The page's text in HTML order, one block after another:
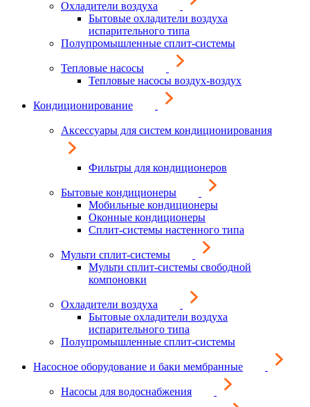
Охладители воздуха
Бытовые охладители воздуха
испарительного типа
Полупромышленные сплит-системы
Тепловые насосы
Тепловые насосы воздух-воздух
Кондиционирование
Аксессуары для систем кондиционирования
Фильтры для кондиционеров
Бытовые кондиционеры
Мобильные кондиционеры
Оконные кондиционеры
Сплит-системы настенного типа
Мульти сплит-системы
Мульти сплит-системы свободной
компоновки
Охладители воздуха
Бытовые охладители воздуха
испарительного типа
Полупромышленные сплит-системы
Насосное оборудование и баки мембранные
Насосы для водоснабжения